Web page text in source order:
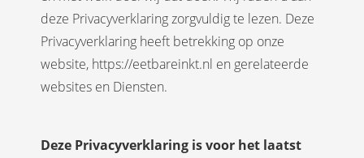
deze Privacyverklaring zorgvuldig te lezen. Deze
Privacyverklaring heeft betrekking op onze
website, https://eetbareinkt.nl en gerelateerde
websites en Diensten.
Deze Privacyverklaring is voor het laatst